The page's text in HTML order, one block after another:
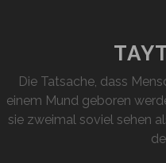
Die Tatsache, dass
einem Mund geboren
sie zweimal soviel sehen